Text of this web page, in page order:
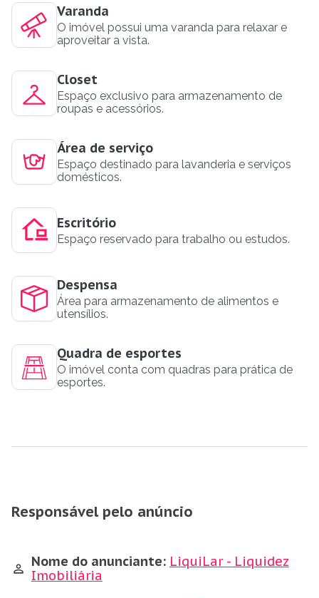
Varanda
O imóvel possui uma varanda para relaxar e
aproveitar a vista.
Closet
Espaço exclusivo para armazenamento de
roupas e acessórios.
Área de serviço
Espaço destinado para lavanderia e serviços
domésticos.
Escritório
Espaço reservado para trabalho ou estudos.
Despensa
Área para armazenamento de alimentos e
utensílios.
Quadra de esportes
O imóvel conta com quadras para prática de
esportes.
Responsável pelo anúncio
Nome do anunciante: LiquiLar - Liquidez
Imobiliária